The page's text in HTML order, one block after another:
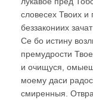
словесех Твоих
беззакониих
Се бо истину
премудрости
и очищуся,
моему даси
смиренныя.